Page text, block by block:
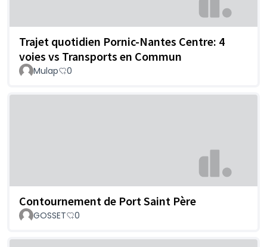
Trajet quotidien Pornic-Nantes Centre: 4
voies vs Transports en Commun
Mulap 0
Contournement de Port Saint Père
GOSSET 0